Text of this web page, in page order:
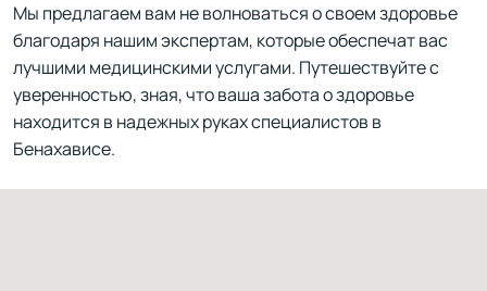
Мы предлагаем вам не волноваться о своем здоровье
благодаря нашим экспертам, которые обеспечат вас
лучшими медицинскими услугами. Путешествуйте с
уверенностью, зная, что ваша забота о здоровье
находится в надежных руках специалистов в
Бенахависе.